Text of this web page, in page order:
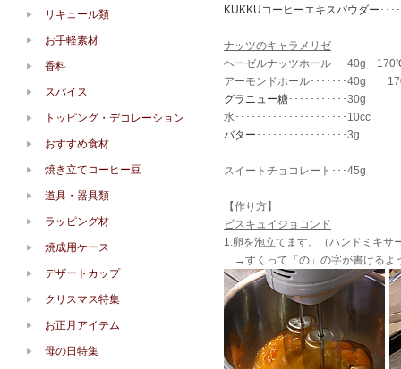
KUKKUコーヒーエキスパウダー ･･･
ナッツのキャラメリゼ
ヘーゼルナッツホール･･･40g
アーモンドホール･･･････40g
グラニュー糖･･･････････30g
水･････････････････････10cc
バター ･････････････････3g
スイートチョコレート･･･45g
【作り方】
ビスキュイジョコンド
1.卵を泡立てます。（ハンドミキ
→すくって「の」の字が書けるよ
リキュール類
お手軽素材
香料
スパイス
トッピング・デコレーション
おすすめ食材
焼き立てコーヒー豆
道具・器具類
ラッピング材
焼成用ケース
デザートカップ
クリスマス特集
お正月アイテム
母の日特集